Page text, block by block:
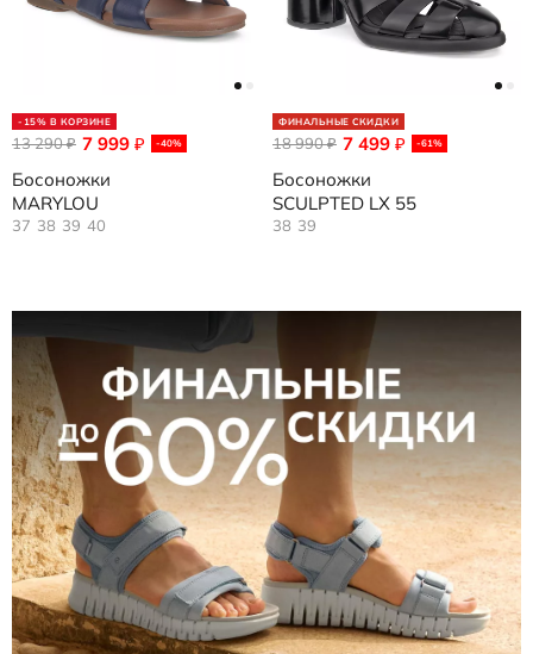
-15% В КОРЗИНЕ
7 999 ₽ -40%
13 290₽
Босоножки
MARYLOU
37 38 39 40
ФИНАЛЬНЫЕ СКИДКИ
7 499 ₽ -61%
18 990₽
Босоножки
SCULPTED LX 55
38 39